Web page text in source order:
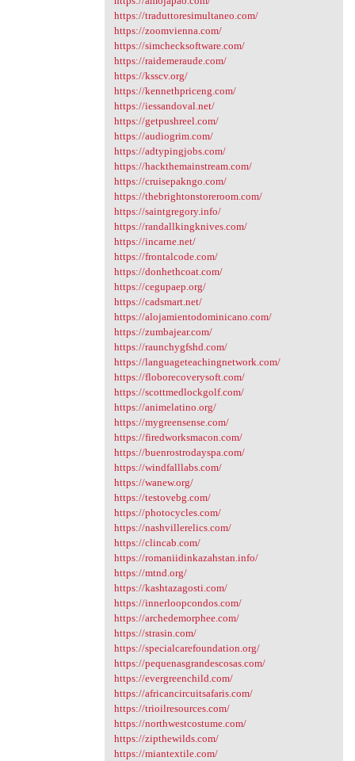
https://traduttoresimultaneo.com/
https://zoomvienna.com/
https://simchecksoftware.com/
https://raidemeraude.com/
https://ksscv.org/
https://kennethpriceng.com/
https://iessandoval.net/
https://getpushreel.com/
https://audiogrim.com/
https://adtypingjobs.com/
https://hackthemainstream.com/
https://cruisepakngo.com/
https://thebrightonstoreroom.com/
https://saintgregory.info/
https://randallkingknives.com/
https://incarne.net/
https://frontalcode.com/
https://donhethcoat.com/
https://cegupaep.org/
https://cadsmart.net/
https://alojamientodominicano.com/
https://zumbajear.com/
https://raunchygfshd.com/
https://languageteachingnetwork.com/
https://floborecoverysoft.com/
https://scottmedlockgolf.com/
https://animelatino.org/
https://mygreensense.com/
https://firedworksmacon.com/
https://buenrostrodayspa.com/
https://windfalllabs.com/
https://wanew.org/
https://testovebg.com/
https://photocycles.com/
https://nashvillerelics.com/
https://clincab.com/
https://romaniidinkazahstan.info/
https://mtnd.org/
https://kashtazagosti.com/
https://innerloopcondos.com/
https://archedemorphee.com/
https://strasin.com/
https://specialcarefoundation.org/
https://pequenasgrandescosas.com/
https://evergreenchild.com/
https://africancircuitsafaris.com/
https://trioilresources.com/
https://northwestcostume.com/
https://zipthewilds.com/
https://miantextile.com/